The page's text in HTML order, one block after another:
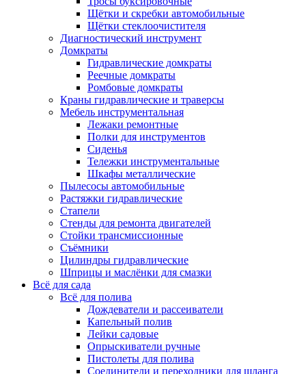
Щётки и скребки автомобильные
Щётки стеклоочистителя
Диагностический инструмент
Домкраты
Гидравлические домкраты
Реечные домкраты
Ромбовые домкраты
Краны гидравлические и траверсы
Мебель инструментальная
Лежаки ремонтные
Полки для инструментов
Сиденья
Тележки инструментальные
Шкафы металлические
Пылесосы автомобильные
Растяжки гидравлические
Стапели
Стенды для ремонта двигателей
Стойки трансмиссионные
Съёмники
Цилиндры гидравлические
Шприцы и маслёнки для смазки
Всё для сада
Всё для полива
Дождеватели и рассеиватели
Капельный полив
Лейки садовые
Опрыскиватели ручные
Пистолеты для полива
Соединители и переходники для шланга